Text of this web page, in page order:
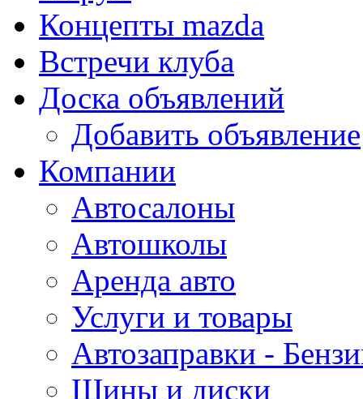
Концепты mazda
Встречи клуба
Доска объявлений
Добавить объявление
Компании
Автосалоны
Автошколы
Аренда авто
Услуги и товары
Автозаправки -
Шины и диски